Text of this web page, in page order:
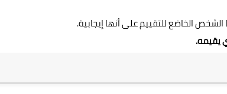
الخاضع للتقييم على أنها إيجابية.
يقيمه.